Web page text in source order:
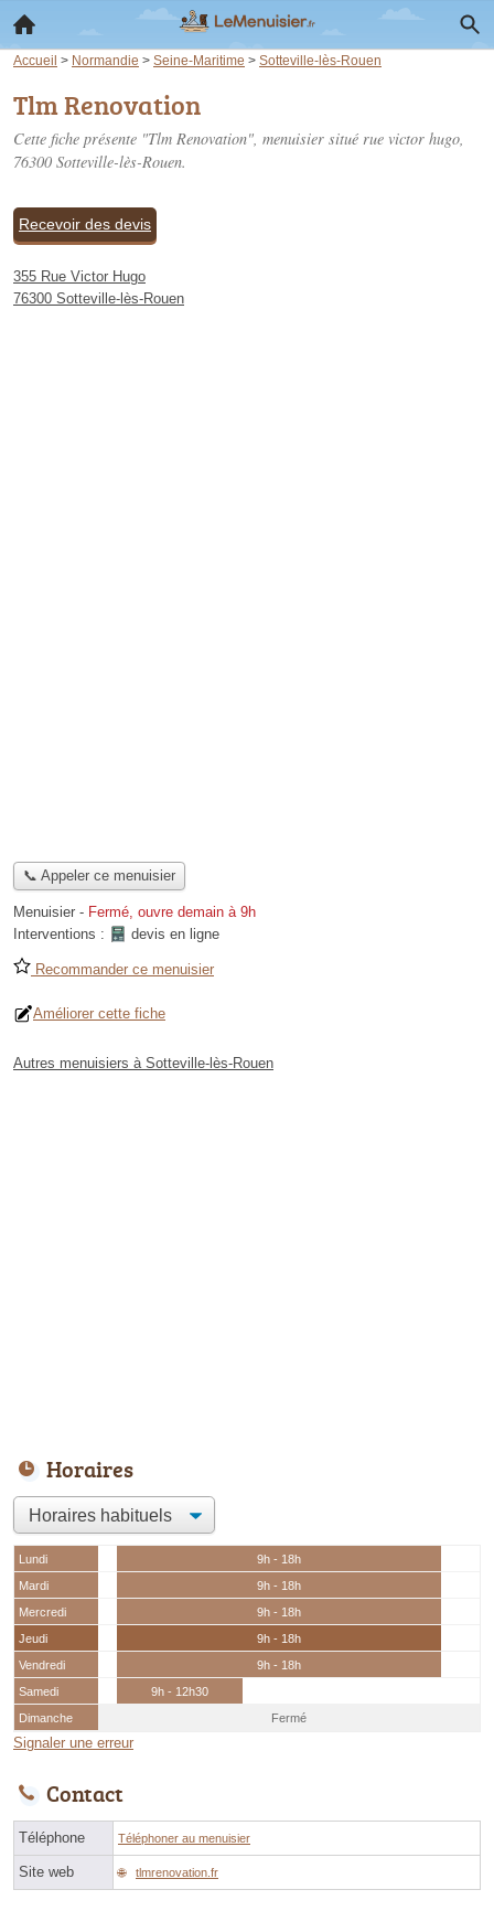
Accueil > Normandie > Seine-Maritime > Sotteville-lès-Rouen
Tlm Renovation
Cette fiche présente "Tlm Renovation", menuisier situé rue victor hugo,
76300 Sotteville-lès-Rouen.
Recevoir des devis
355 Rue Victor Hugo
76300 Sotteville-lès-Rouen
📞 Appeler ce menuisier
Menuisier - Fermé, ouvre demain à 9h
Interventions :
devis en ligne
Recommander ce menuisier
Améliorer cette fiche
Autres menuisiers à Sotteville-lès-Rouen
Horaires
Lundi
9h - 18h
Mardi
9h - 18h
Mercredi
9h - 18h
Jeudi
9h - 18h
Vendredi
9h - 18h
Samedi
9h - 12h30
Dimanche
Fermé
Signaler une erreur
Contact
Téléphone Téléphoner au menuisier
Site web tlmrenovation.fr